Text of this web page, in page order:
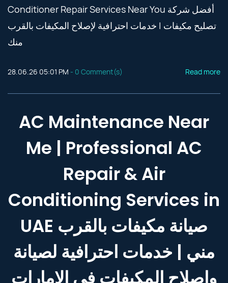
Conditioner Repair Services Near You أفضل شركة
تصليح مكيفات | خدمات احترافية لإصلاح المكيفات بالقرب
منك
28.06.26 05:01 PM - 0 Comment(s) Read more
AC Maintenance Near
Me | Professional AC
Repair & Air
Conditioning Services in
UAE صيانة مكيفات بالقرب
مني | خدمات احترافية لصيانة
وإصلاح المكيفات في الإمارات